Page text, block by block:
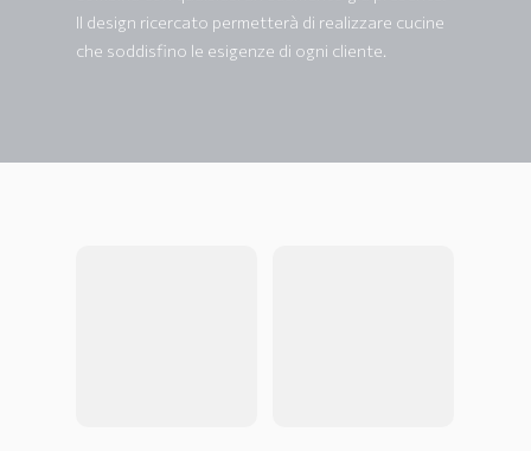
Il design ricercato permetterà di realizzare cucine
che soddisfino le esigenze di ogni cliente.